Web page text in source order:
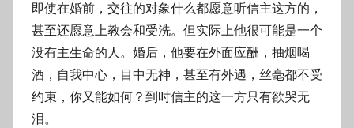
即使在婚前，交往的对象什么都愿意听信主这方的，
甚至还愿意上教会和受洗。但实际上他很可能是一个
没有主生命的人。婚后，他要在外面应酬，抽烟喝
酒，自我中心，目中无神，甚至有外遇，丝毫都不受
约束，你又能如何？到时信主的这一方只有欲哭无
泪。